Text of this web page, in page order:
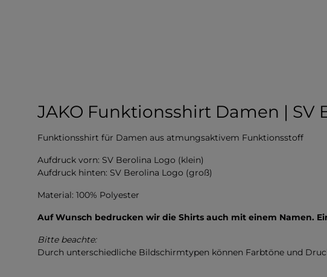
JAKO Funktionsshirt Damen | SV
Funktionsshirt für Damen aus atmungsaktivem Funktionsstoff
Aufdruck vorn: SV Berolina Logo (klein)
Aufdruck hinten: SV Berolina Logo (groß)
Material: 100% Polyester
Auf Wunsch bedrucken wir die Shirts auch mit einem Namen.
Bitte beachte:
Durch unterschiedliche Bildschirmtypen können Farbtöne und